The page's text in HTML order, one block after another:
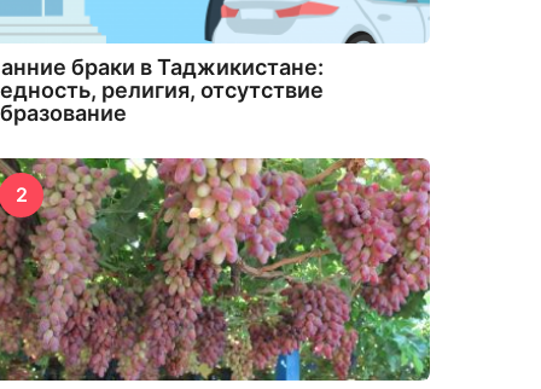
браки в Таджикистане:
религия, отсутствие
2